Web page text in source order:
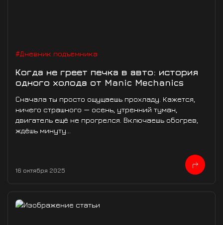
#Дневник подъемника
Когда не греет печка в авто: история
одного холода от Manic Mechanics
Сначала ты просто ощущаешь прохладу. Кажется,
ничего страшного — осень, утренний туман,
двигатель ещё не прогрелся. Включаешь обогрев,
ждёшь минуту...
16 октября 2025